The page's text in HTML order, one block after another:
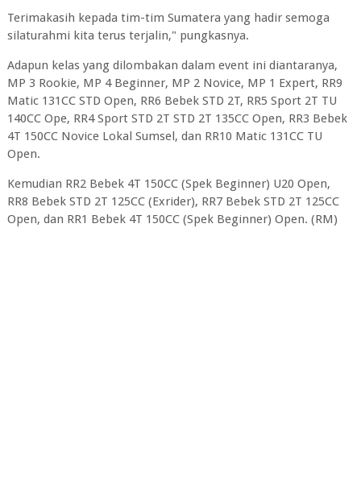
Terimakasih kepada tim-tim Sumatera yang hadir semoga
silaturahmi kita terus terjalin," pungkasnya.
Adapun kelas yang dilombakan dalam event ini diantaranya,
MP 3 Rookie, MP 4 Beginner, MP 2 Novice, MP 1 Expert, RR9
Matic 131CC STD Open, RR6 Bebek STD 2T, RR5 Sport 2T TU
140CC Ope, RR4 Sport STD 2T STD 2T 135CC Open, RR3 Bebek
4T 150CC Novice Lokal Sumsel, dan RR10 Matic 131CC TU
Open.
Kemudian RR2 Bebek 4T 150CC (Spek Beginner) U20 Open,
RR8 Bebek STD 2T 125CC (Exrider), RR7 Bebek STD 2T 125CC
Open, dan RR1 Bebek 4T 150CC (Spek Beginner) Open. (RM)